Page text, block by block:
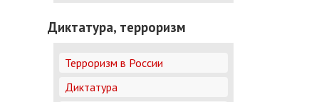
Диктатура, терроризм
Терроризм в России
Диктатура